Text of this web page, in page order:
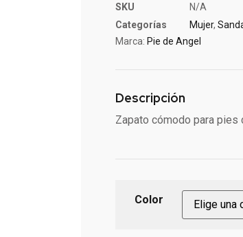
SKU
N/A
Categorías
Mujer,
Marca:Pie de Angel
Descripción
Zapato cómodo para pies
Color